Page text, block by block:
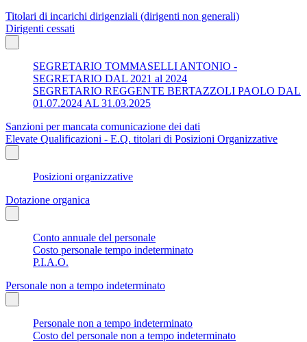
Titolari di incarichi dirigenziali (dirigenti non generali)
Dirigenti cessati
SEGRETARIO TOMMASELLI ANTONIO -
SEGRETARIO DAL 2021 al 2024
SEGRETARIO REGGENTE BERTAZZOLI PAOLO DAL
01.07.2024 AL 31.03.2025
Sanzioni per mancata comunicazione dei dati
Elevate Qualificazioni - E.Q. titolari di Posizioni Organizzative
Posizioni organizzative
Dotazione organica
Conto annuale del personale
Costo personale tempo indeterminato
P.I.A.O.
Personale non a tempo indeterminato
Personale non a tempo indeterminato
Costo del personale non a tempo indeterminato